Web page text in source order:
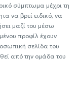
σύμπτωμα μέχρι τη
να βρεί ειδικό, να
μαζί του μέσω
προφίλ έχουν
σελίδα του
από την ομάδα του